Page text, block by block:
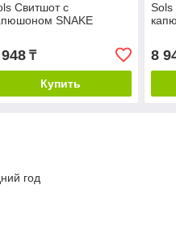
Свитшот с
SNAKE
₸
Купить
Sols
8
год